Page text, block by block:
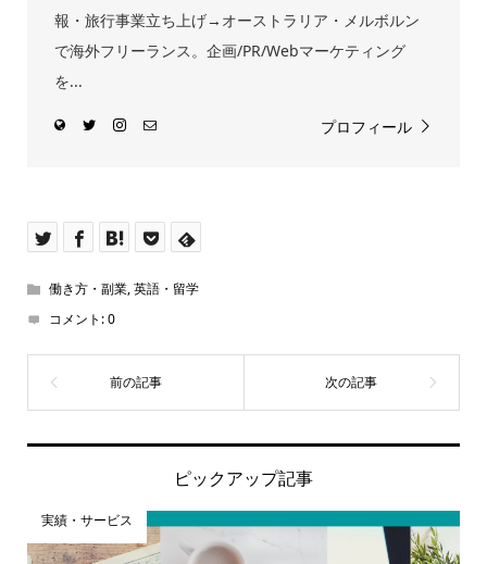
報・旅行事業立ち上げ→オーストラリア・メルボルン
で海外フリーランス。企画/PR/Webマーケティング
を...
プロフィール
働き方・副業,英語・留学
コメント:0
ピックアップ記事
実績・サービス